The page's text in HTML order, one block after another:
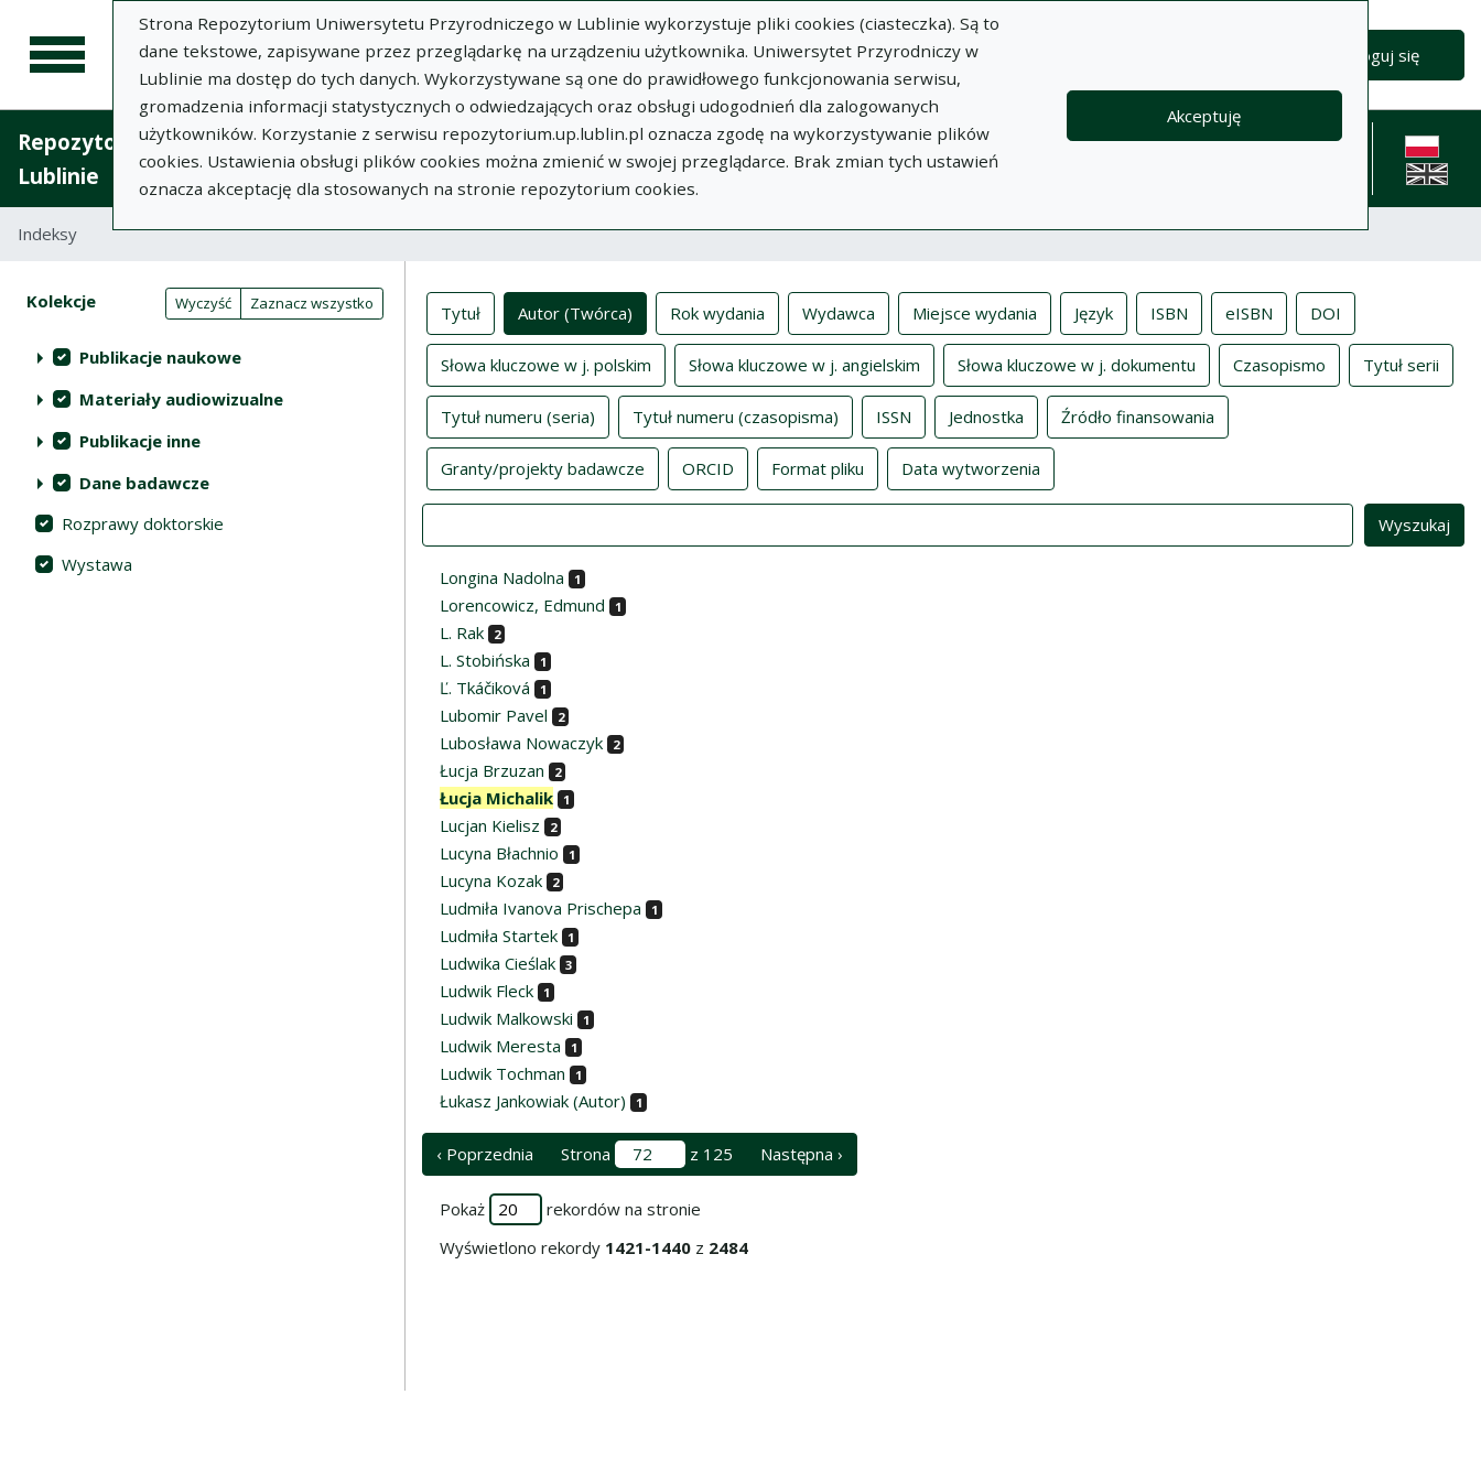
Strona Repozytorium Uniwersytetu Przyrodniczego w Lublinie wykorzystuje pliki cookies (ciasteczka). Są to
dane tekstowe, zapisywane przez przeglądarkę na urządzeniu użytkownika. Uniwersytet Przyrodniczy w
Lublinie ma dostęp do tych danych. Wykorzystywane są one do prawidłowego funkcjonowania serwisu,
gromadzenia informacji statystycznych o odwiedzających oraz obsługi udogodnień dla zalogowanych
użytkowników. Korzystanie z serwisu repozytorium.up.lublin.pl oznacza zgodę na wykorzystywanie plików
cookies. Ustawienia obsługi plików cookies można zmienić w swojej przeglądarce. Brak zmian tych ustawień
oznacza akceptację dla stosowanych na stronie repozytorium cookies.
Akceptuję
Zaloguj się
Repozytorium Uniwersytetu Przyrodniczego w
Lublinie
Dodaj
publikację
O
Repozytorium
Dokumenty Informacje Pomoc
Polityka
Kontakt
English
Indeksy
Akcje na kolekcjach Wyczyść Zaznacz wszystko
Kolekcje (automatyczne przeładowanie treści)
Publikacje naukowe
Materiały audiowizualne
Publikacje inne
Dane badawcze
Rozprawy doktorskie
Wystawa
Indeksy
Tytuł Autor (Twórca) Rok wydania Wydawca Miejsce wydania Język ISBN eISBN DOI
Słowa kluczowe w j. polskim Słowa kluczowe w j. angielskim Słowa kluczowe w j. dokumentu Czasopismo Tytuł serii
Tytuł numeru (seria) Tytuł numeru (czasopisma) ISSN Jednostka Źródło finansowania
Granty/projekty badawcze ORCID Format pliku Data wytworzenia
Longina Nadolna 1
Lorencowicz, Edmund 1
L. Rak 2
L. Stobińska 1
Ľ. Tkáčiková 1
Lubomir Pavel 2
Lubosława Nowaczyk 2
Łucja Brzuzan 2
Łucja Michalik 1
Lucjan Kielisz 2
Lucyna Błachnio 1
Lucyna Kozak 2
Ludmiła Ivanova Prischepa 1
Ludmiła Startek 1
Ludwika Cieślak 3
Ludwik Fleck 1
Ludwik Malkowski 1
Ludwik Meresta 1
Ludwik Tochman 1
Łukasz Jankowiak (Autor) 1
‹ Poprzednia Strona z 125 Następna ›
Pokaż
rekordów na stronie
Wyświetlono rekordy 1421-1440 z 2484